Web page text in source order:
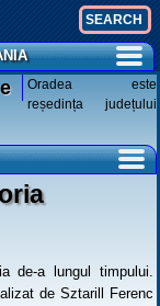
Oradea este
reședința județului
de-a lungul timpului.
de Sztarill Ferenc